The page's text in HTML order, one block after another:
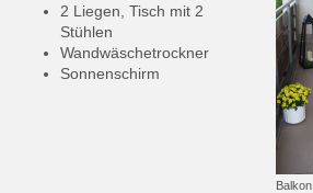
Balkon
2 Liegen, Tisch mit 2
Stühlen
Wandwäschetrockner
Sonnenschirm